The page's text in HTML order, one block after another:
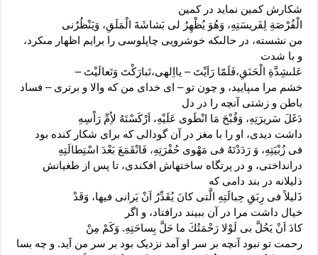
شکارش کمین نماید در کمین
الْفُرْصَةِ لِفَريسَتِهِ، وَهُوَ يُظْهِرُ لى بَشاشَةَ الْمَلَقِ، وَيَنْظُرُنى
من نشسته، در حالى‏که خوشرویى چاپلوسى را برایم اظهار مى‏کرد،
و با شدت
عَلى‏شِدَّةِ الْحَنَقِ،فَلَمّا رَاَيْتَ – يااِلهى،تَبارَكْتَ وَتَعالَيْتَ –
خشم مرا مى‏پایید، و چون تو – اى خداى من که والا و برترى – فساد
باطن و زشتى آنچه را در دل
دَغَلَ سَريرَتِهِ، وَقُبْحَ مَا انْطَوى‏ عَلَيْهِ، اَرْكَسْتَهُ لاُِمِّ رَاْسِهِ
داشت دیدى، او را با مغز در آن گودالى که براى شکار کنده بود
فى زُبْيَتِهِ، وَ رَدَدْتَهُ فى مَهْوى‏ حُفْرَتِهِ، فَانْقَمَعَ بَعْدَ اسْتِطالَتِهِ
درانداختى، و در پرتگاه ساخته‏اش افکندى، تا پس از طغیانش
ذلیلانه در بند دامى که
ذَليلاً فى رِبَقِ حِبالَتِهِ الَّتى كانَ يُقَدِّرُ اَنْ يَرانى فيها، وَقَدْ
خیال داشت مرا در آن ببیند درافتاد، و اگر
كادَ اَنْ يَحُلَّ بى لَوْلا رَحْمَتُكَ ما حَلَّ بِساحَتِهِ. وَكَمْ مِنْ
رحمت تو نبود آنچه بر سر او آمد نزدیک بود بر سر من آید. و چه بسا